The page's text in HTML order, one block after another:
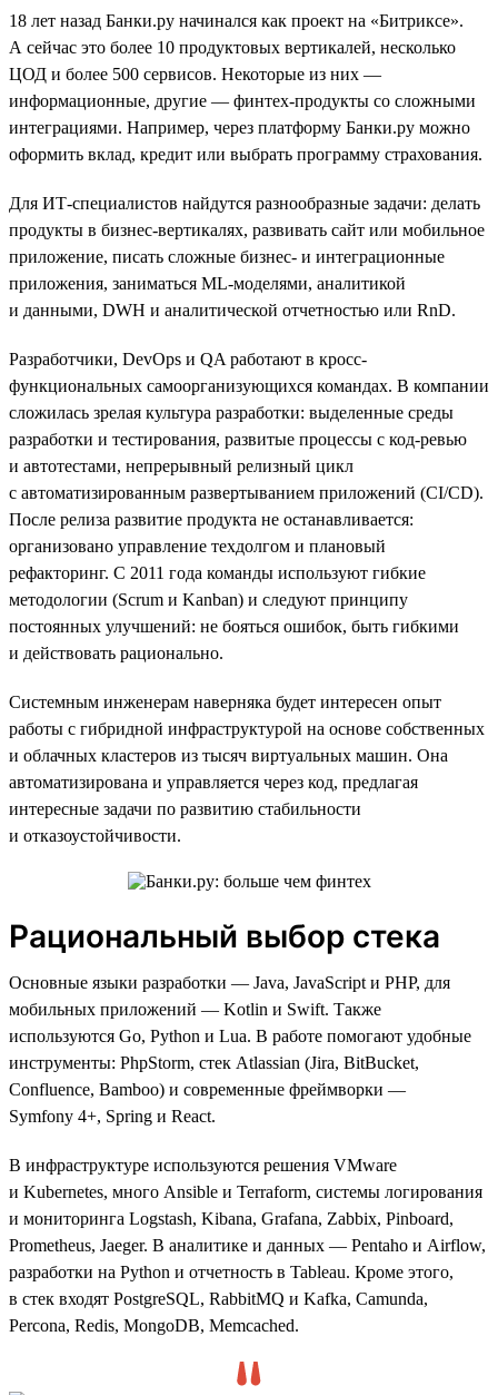
18 лет назад Банки.ру начинался как проект на «Битриксе».
А сейчас это более 10 продуктовых вертикалей, несколько
ЦОД и более 500 сервисов. Некоторые из них —
информационные, другие — финтех-продукты со сложными
интеграциями. Например, через платформу Банки.ру можно
оформить вклад, кредит или выбрать программу страхования.
Для ИТ-специалистов найдутся разнообразные задачи: делать
продукты в бизнес-вертикалях, развивать сайт или мобильное
приложение, писать сложные бизнес- и интеграционные
приложения, заниматься ML-моделями, аналитикой
и данными, DWH и аналитической отчетностью или RnD.
Разработчики, DevOps и QA работают в кросс-
функциональных самоорганизующихся командах. В компании
сложилась зрелая культура разработки: выделенные среды
разработки и тестирования, развитые процессы с код-ревью
и автотестами, непрерывный релизный цикл
с автоматизированным развертыванием приложений (CI/CD).
После релиза развитие продукта не останавливается:
организовано управление техдолгом и плановый
рефакторинг. С 2011 года команды используют гибкие
методологии (Scrum и Kanban) и следуют принципу
постоянных улучшений: не бояться ошибок, быть гибкими
и действовать рационально.
Системным инженерам наверняка будет интересен опыт
работы с гибридной инфраструктурой на основе собственных
и облачных кластеров из тысяч виртуальных машин. Она
автоматизирована и управляется через код, предлагая
интересные задачи по развитию стабильности
и отказоустойчивости.
Рациональный выбор стека
Основные языки разработки — Java, JavaScript и PHP, для
мобильных приложений — Kotlin и Swift. Также
используются Go, Python и Lua. В работе помогают удобные
инструменты: PhpStorm, стек Atlassian (Jira, BitBucket,
Confluence, Bamboo) и современные фреймворки —
Symfony 4+, Spring и React.
В инфраструктуре используются решения VMware
и Kubernetes, много Ansible и Terraform, системы логирования
и мониторинга Logstash, Kibana, Grafana, Zabbix, Pinboard,
Prometheus, Jaeger. В аналитике и данных — Pentaho и Airflow,
разработки на Python и отчетность в Tableau. Кроме этого,
в стек входят PostgreSQL, RabbitMQ и Kafka, Camunda,
Percona, Redis, MongoDB, Memcached.